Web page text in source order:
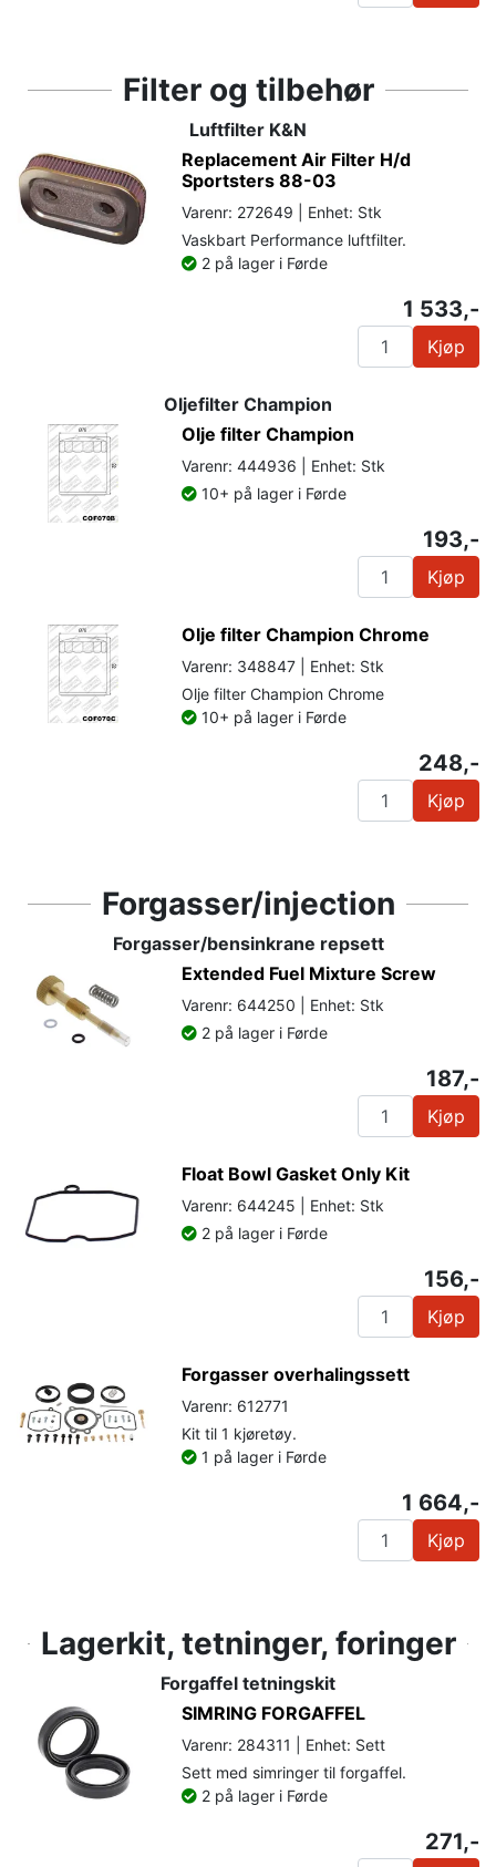
Filter og tilbehør
Luftfilter K&N
Replacement Air Filter H/d
Sportsters 88-03
Varenr: 272649 | Enhet: Stk
Vaskbart Performance luftfilter.
2 på lager i Førde
1 533,-
Kjøp
Oljefilter Champion
Olje filter Champion
Varenr: 444936 | Enhet: Stk
10+ på lager i Førde
193,-
Kjøp
Olje filter Champion Chrome
Varenr: 348847 | Enhet: Stk
Olje filter Champion Chrome
10+ på lager i Førde
248,-
Kjøp
Forgasser/injection
Forgasser/bensinkrane repsett
Extended Fuel Mixture Screw
Varenr: 644250 | Enhet: Stk
2 på lager i Førde
187,-
Kjøp
Float Bowl Gasket Only Kit
Varenr: 644245 | Enhet: Stk
2 på lager i Førde
156,-
Kjøp
Forgasser overhalingssett
Varenr: 612771
Kit til 1 kjøretøy.
1 på lager i Førde
1 664,-
Kjøp
Lagerkit, tetninger, foringer
Forgaffel tetningskit
SIMRING FORGAFFEL
Varenr: 284311 | Enhet: Sett
Sett med simringer til forgaffel.
2 på lager i Førde
271,-